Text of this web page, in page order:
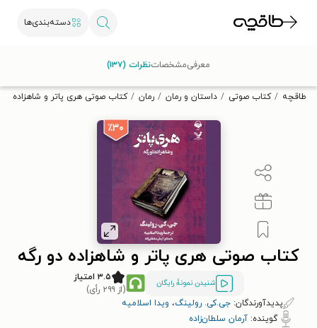
دسته‌بندی‌ها
تخفیف از طاقچه دریافت کن.
طاقچه کتاب صوتی داستان و رمان رمان کتاب صوتی هری پاتر و شاهزاده دو
٪۳۰
کتاب صوتی هری پاتر و شاهزاده دو رگه
شنیدن نمونۀ رایگان
۳.۵ امتیاز
(از ۲۹۹ رأی)
پدیدآورندگان: جی.کی. رولینگ، ویدا اسلامیه
گوینده: آرمان سلطان‌زاده
معرفیمشخصاتنظرات (۱۳۷)